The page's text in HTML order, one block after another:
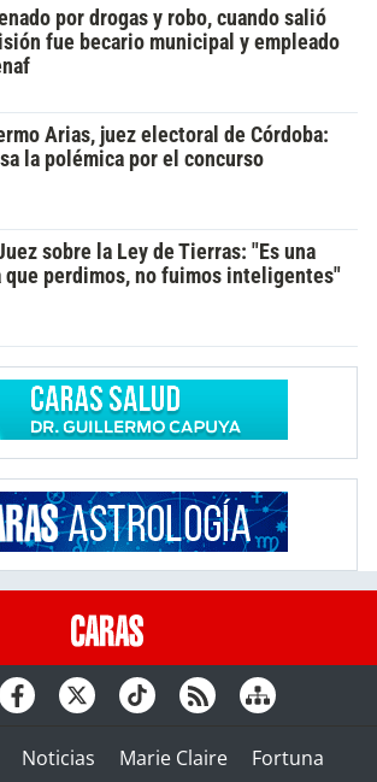
por drogas y robo, cuando salió
fue becario municipal y empleado
Arias, juez electoral de Córdoba:
la polémica por el concurso
sobre la Ley de Tierras: "Es una
que perdimos, no fuimos inteligentes"
Noticias Marie Claire
Fortuna